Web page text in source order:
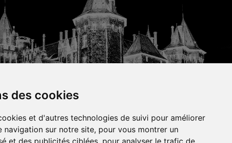
des cookies
et d'autres technologies de suivi pour améliorer
navigation sur notre site, pour vous montrer un
et des publicités ciblées, pour analyser le trafic de
Apotekisto